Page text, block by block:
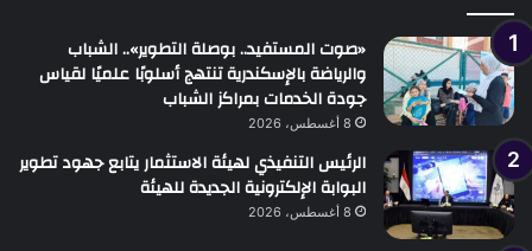
«صوت المستفيد.. بوصلة التطوير».. الشباب
والرياضة بالإسكندرية تنتهج أسلوبًا علميًا لقياس
جودة الخدمات بمراكز الشباب
8 أغسطس، 2026
الرئيس التنفيذي لهيئة الاستثمار يتابع جهود تطوير
البوابة الإلكترونية الجديدة للهيئة
8 أغسطس، 2026